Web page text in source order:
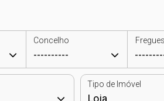
Concelho
Tipo de Imóvel